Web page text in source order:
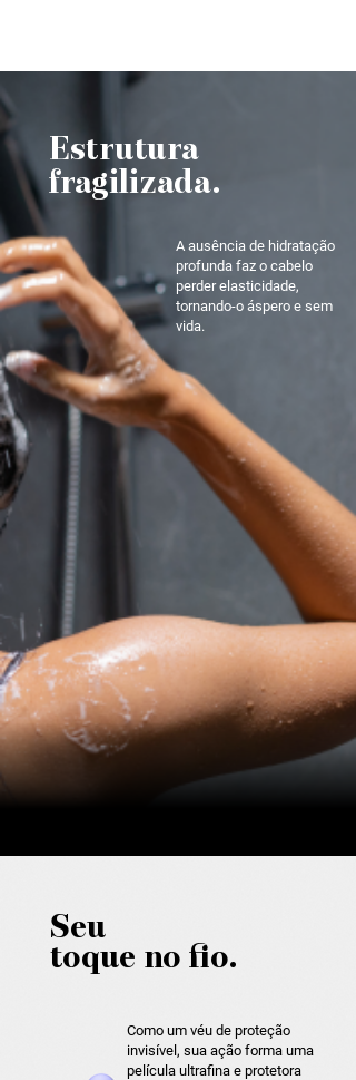
Estrutura
fragilizada.
A ausência de hidratação
profunda faz o cabelo
perder elasticidade,
tornando-o áspero e sem
vida.
Seu
toque no fio.
Como um véu de proteção
invisível, sua ação forma uma
película ultrafina e protetora